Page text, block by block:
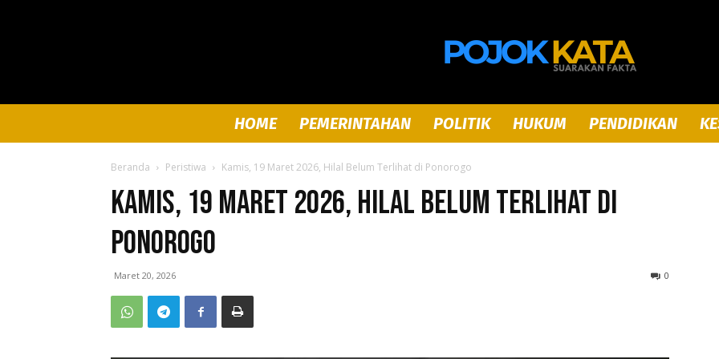
Pojok
HOME PEMERINTAHAN POLITIK HUKUM PENDIDIKAN
Beranda Peristiwa Kamis, 19 Maret 2026, Hilal Belum Terlihat di Ponorogo
Kamis, 19 Maret 2026, Hilal Belum Terlihat di
Ponorogo
Maret 20, 2026 0